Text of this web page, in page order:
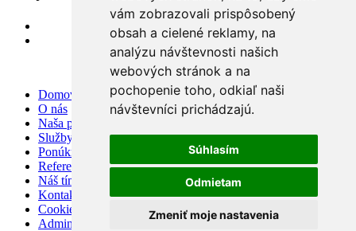
vám zobrazovali prispôsobený
obsah a cielené reklamy, na
analýzu návštevnosti našich
webových stránok a na
pochopenie toho, odkiaľ naši
návštevníci prichádzajú.
Súhlasím
Odmietam
Zmeniť moje nastavenia
Domov
O nás
Naša ponuka
Služby
Ponúknite nám
Referencie
Náš tím
Kontakt
Cookies
Admin